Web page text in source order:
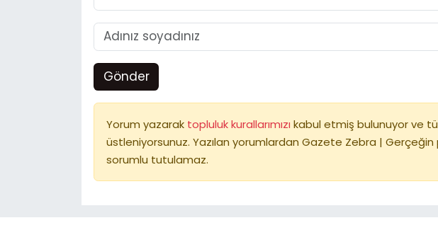
Gönder
Yorum yazarak topluluk kurallarımızı kabul etmiş bulunuyor ve
üstleniyorsunuz. Yazılan yorumlardan Gazete Zebra |
sorumlu tutulamaz.